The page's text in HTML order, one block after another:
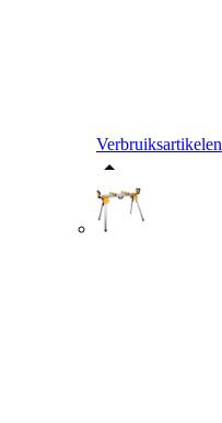
Verbruiksartikelen